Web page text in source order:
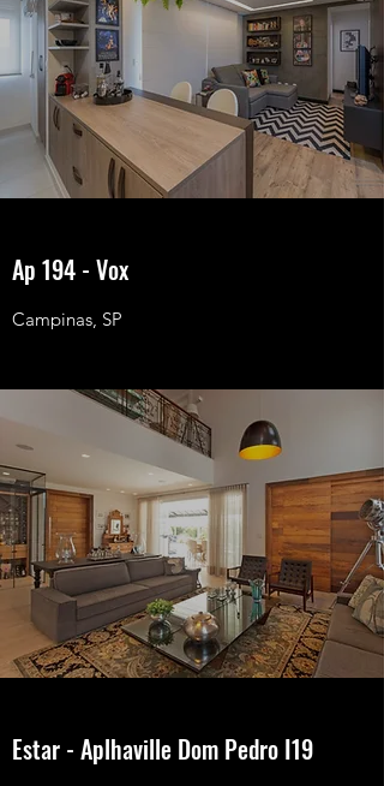
Estar - Aplhaville Dom Pedro I19
Ap 194 - Vox
Campinas, SP